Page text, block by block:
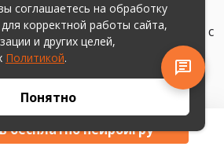
чтению так важны
когда взрослый читает вместе с
вопросы, мягко
«передаёт управление».
методики —
а не с букв.Ребёнок сначала
звуки, анализировать
соглашаетесь на обработку
корректной работы сайта,
и других целей,
Политикой.
Понятно
бесплатно неироигру